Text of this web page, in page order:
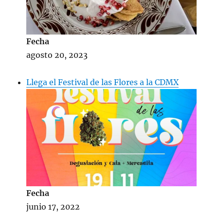
Fecha
agosto 20, 2023
Llega el Festival de las Flores a la CDMX
Fecha
junio 17, 2022